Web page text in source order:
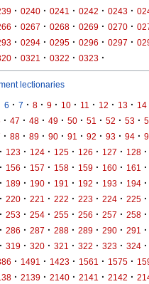
· 0240 · 0241 · 0242 · 0243 ·
· 0267 · 0268 · 0269 · 0270 ·
· 0294 · 0295 · 0296 · 0297 ·
· 0321 · 0322 · 0323 ·
lectionaries
6 · 7 · 8 · 9 · 10 · 11 · 12 · 13 · 14
· 47 · 48 · 49 · 50 · 51 · 52 · 53 ·
· 88 · 89 · 90 · 91 · 92 · 93 · 94 ·
· 123 · 124 · 125 · 126 · 127 · 128 ·
· 156 · 157 · 158 · 159 · 160 · 161 ·
· 189 · 190 · 191 · 192 · 193 · 194 ·
· 220 · 221 · 222 · 223 · 224 · 225 ·
· 253 · 254 · 255 · 256 · 257 · 258 ·
· 286 · 287 · 288 · 289 · 290 · 291 ·
· 319 · 320 · 321 · 322 · 323 · 324 ·
· 1491 · 1423 · 1561 · 1575 ·
· 2139 · 2140 · 2141 · 2142 ·